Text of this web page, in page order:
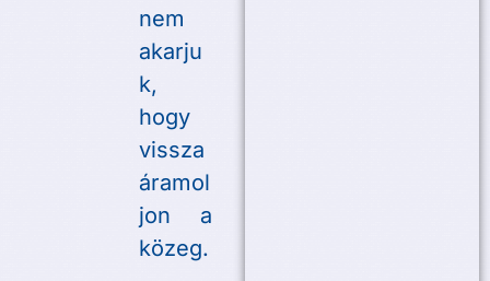
nem
akarju
k,
hogy
vissza
áramol
jon a
közeg.